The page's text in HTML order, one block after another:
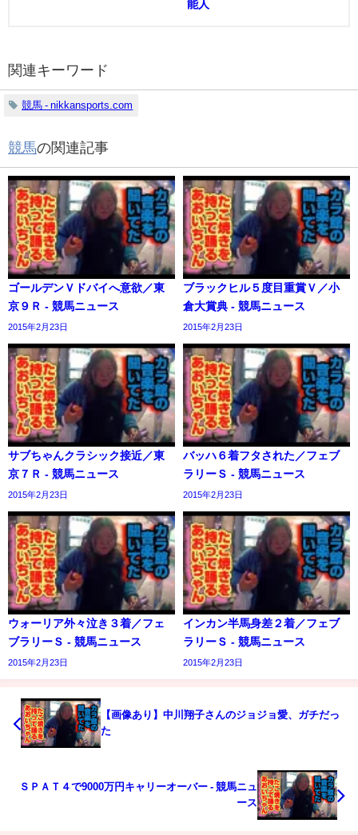
能人
関連キーワード
競馬 - nikkansports.com
競馬の関連記事
ゴールデンＶドバイへ意欲／東
京９Ｒ - 競馬ニュース
2015年2月23日
ブラックヒル５度目重賞Ｖ／小
倉大賞典 - 競馬ニュース
2015年2月23日
サブちゃんクラシック接近／東
京７Ｒ - 競馬ニュース
2015年2月23日
バッハ６着フタされた／フェブ
ラリーＳ - 競馬ニュース
2015年2月23日
ウォーリア外々泣き３着／フェ
ブラリーＳ - 競馬ニュース
2015年2月23日
インカン半馬身差２着／フェブ
ラリーＳ - 競馬ニュース
2015年2月23日
【画像あり】中川翔子さんのジョジョ愛、ガチだっ
た
ＳＰＡＴ４で9000万円キャリーオーバー - 競馬ニュ
ース